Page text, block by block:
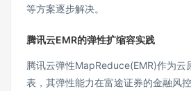
等方案逐步解决。
腾讯云EMR的弹性扩缩容实践
腾讯云弹性MapReduce(EMR)作为
表，其弹性能力在富途证券的金融风